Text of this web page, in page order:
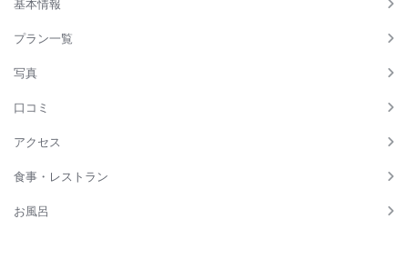
基本情報
プラン一覧
写真
口コミ
アクセス
食事・レストラン
お風呂